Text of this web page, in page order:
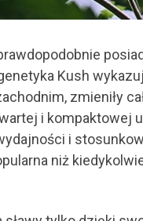
Kush
zmieniły
i kompaktowej
i
niż